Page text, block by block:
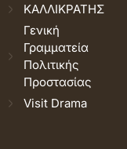
ΚΑΛΛΙΚΡΑΤΗΣ
Γενική
Γραμματεία
Πολιτικής
Προστασίας
Visit Drama